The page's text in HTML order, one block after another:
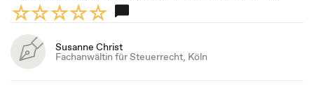
Susanne Christ
Fachanwältin für Steuerrecht, Köln